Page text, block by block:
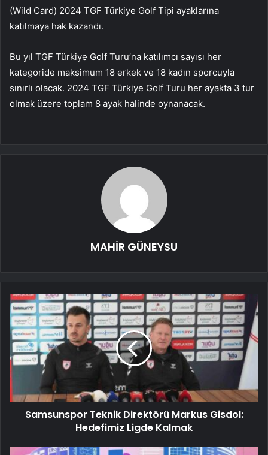
(Wild Card) 2024 TGF Türkiye Golf Tipi ayaklarına
katılmaya hak kazandı.
Bu yıl TGF Türkiye Golf Turu’na katılımcı sayısı her
kategoride maksimum 18 erkek ve 18 kadın sporcuyla
sınırlı olacak. 2024 TGF Türkiye Golf Turu her ayakta 3 tur
olmak üzere toplam 8 ayak halinde oynanacak.
MAHİR GÜNEYSU
Samsunspor Teknik Direktörü Markus Gisdol:
Hedefimiz Ligde Kalmak